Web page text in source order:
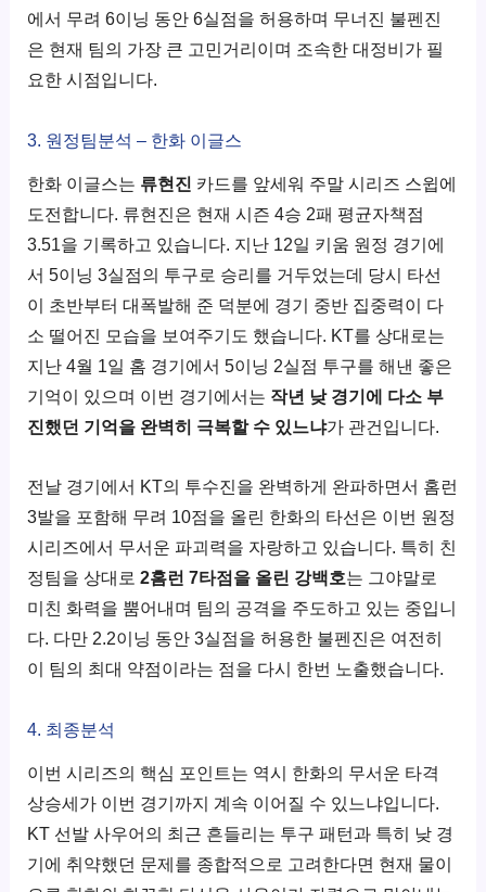
에서 무려 6이닝 동안 6실점을 허용하며 무너진 불펜진
은 현재 팀의 가장 큰 고민거리이며 조속한 대정비가 필
요한 시점입니다.
3. 원정팀분석 – 한화 이글스
한화 이글스는 류현진 카드를 앞세워 주말 시리즈 스윕에
도전합니다. 류현진은 현재 시즌 4승 2패 평균자책점
3.51을 기록하고 있습니다. 지난 12일 키움 원정 경기에
서 5이닝 3실점의 투구로 승리를 거두었는데 당시 타선
이 초반부터 대폭발해 준 덕분에 경기 중반 집중력이 다
소 떨어진 모습을 보여주기도 했습니다. KT를 상대로는
지난 4월 1일 홈 경기에서 5이닝 2실점 투구를 해낸 좋은
기억이 있으며 이번 경기에서는 작년 낮 경기에 다소 부
진했던 기억을 완벽히 극복할 수 있느냐가 관건입니다.
전날 경기에서 KT의 투수진을 완벽하게 완파하면서 홈런
3발을 포함해 무려 10점을 올린 한화의 타선은 이번 원정
시리즈에서 무서운 파괴력을 자랑하고 있습니다. 특히 친
정팀을 상대로2홈런 7타점을 올린 강백호는 그야말로
미친 화력을 뿜어내며 팀의 공격을 주도하고 있는 중입니
다. 다만 2.2이닝 동안 3실점을 허용한 불펜진은 여전히
이 팀의 최대 약점이라는 점을 다시 한번 노출했습니다.
4. 최종분석
이번 시리즈의 핵심 포인트는 역시 한화의 무서운 타격
상승세가 이번 경기까지 계속 이어질 수 있느냐입니다.
KT 선발 사우어의 최근 흔들리는 투구 패턴과 특히 낮 경
기에 취약했던 문제를 종합적으로 고려한다면 현재 물이